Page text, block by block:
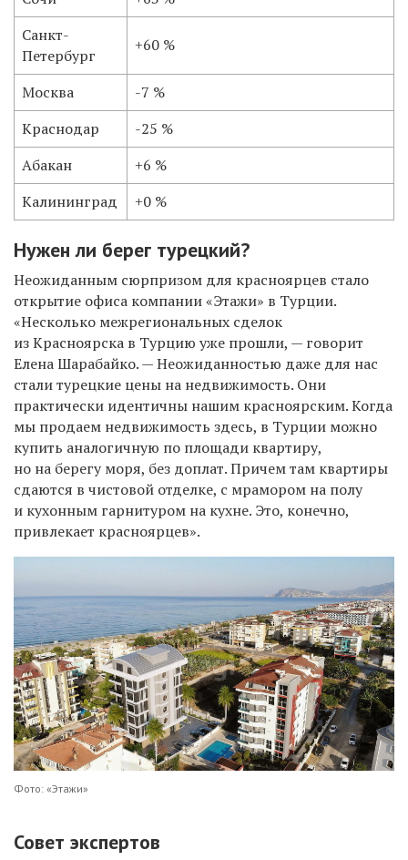
Санкт-
Петербург
+60 %
Москва
-7 %
Краснодар
-25 %
Абакан
+6 %
Калининград
+0 %
Нужен ли берег турецкий?
Неожиданным сюрпризом для красноярцев стало
открытие офиса компании «Этажи» в Турции.
«Несколько межрегиональных сделок
из Красноярска в Турцию уже прошли, — говорит
Елена Шарабайко. — Неожиданностью даже для нас
стали турецкие цены на недвижимость. Они
практически идентичны нашим красноярским. Когда
мы продаем недвижимость здесь, в Турции можно
купить аналогичную по площади квартиру,
но на берегу моря, без доплат. Причем там квартиры
сдаются в чистовой отделке, с мрамором на полу
и кухонным гарнитуром на кухне. Это, конечно,
привлекает красноярцев».
Фото: «Этажи»
Совет экспертов